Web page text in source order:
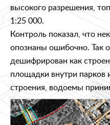
высокого разрешения,
1:25 000.
Контроль показал, что
опознаны ошибочно. Так
дешифрирован как
площадки внутри парков
строения, водоемы